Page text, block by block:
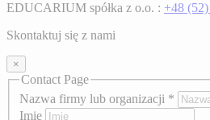
EDUCARIUM spółka z o.o. : +48
Skontaktuj się z nami
×
Contact Page
Nazwa firmy lub organizacji *
Imię